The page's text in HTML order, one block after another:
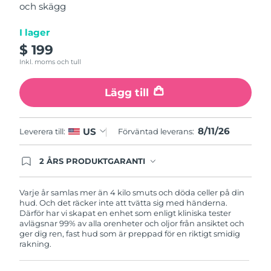
average
value.
Read
12
Reviews.
Same
page
link.
och skägg
I lager
$ 199
Inkl. moms och tull
Lägg till
Leverera till: US Förväntad leverans: 8/11/26
2 ÅRS PRODUKTGARANTI
utan extra kostnad om du får problem med den
inom två år efter inköpsdatum.
Varje år samlas mer än 4 kilo smuts och döda celler på din
hud. Och det räcker inte att tvätta sig med händerna.
Därför har vi skapat en enhet som enligt kliniska tester
avlägsnar 99% av alla orenheter och oljor från ansiktet och
ger dig ren, fast hud som är preppad för en riktigt smidig
rakning.
Turkiet
Förenade
Arabemiraten
Storbritannien Förväntad leverans8/10/26
USA Förväntad leverans8/11/26
Uzbekistan Förväntad leverans8/15/26
Vietnam Förväntad leverans